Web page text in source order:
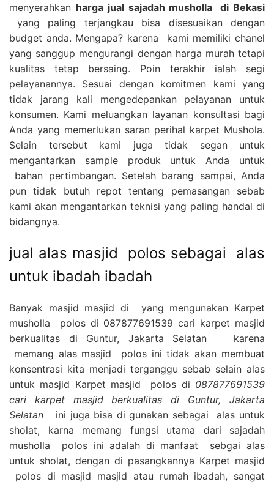
menyerahkan harga jual sajadah musholla
di Bekasi
yang paling terjangkau bisa disesuaikan dengan
budget anda. Mengapa? karena kami memiliki chanel
yang sanggup mengurangi dengan harga murah tetapi
kualitas tetap bersaing. Poin terakhir ialah segi
pelayanannya. Sesuai dengan komitmen kami yang
tidak jarang kali mengedepankan pelayanan untuk
konsumen. Kami meluangkan layanan konsultasi bagi
Anda yang memerlukan saran perihal karpet Mushola.
Selain tersebut kami juga tidak segan untuk
mengantarkan sample produk untuk Anda untuk
bahan pertimbangan. Setelah barang sampai, Anda
pun tidak butuh repot tentang pemasangan sebab
kami akan mengantarkan teknisi yang paling handal di
bidangnya.
jual alas masjid polos sebagai alas
untuk ibadah ibadah
Banyak masjid masjid di yang mengunakan Karpet
musholla polos di 087877691539 cari karpet masjid
berkualitas di Guntur, Jakarta Selatan karena
memang alas masjid polos ini tidak akan membuat
konsentrasi kita menjadi terganggu sebab selain alas
untuk masjid Karpet masjid polos di 087877691539
cari karpet masjid berkualitas di Guntur, Jakarta
Selatan
ini juga bisa di gunakan sebagai alas untuk
sholat, karna memang fungsi utama dari sajadah
musholla polos ini adalah di manfaat sebgai alas
untuk sholat, dengan di pasangkannya Karpet masjid
polos di masjid masjid atau rumah ibadah, sangat